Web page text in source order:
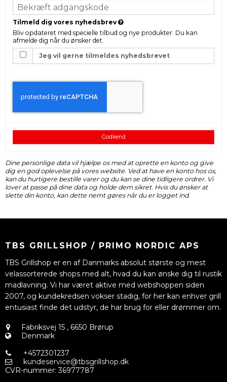
Tilmeld dig vores nyhedsbrev
Bliv opdateret med specielle tilbud og nye produkter. Du kan
afmelde dig når du ønsker det.
Jeg vil gerne tilmeldes nyhedsbrevet
Godkend
Dine personlige data vil hjælpe os med at oprette en konto og give
dig en god oplevelse på vores website. Ved at have en konto hos os,
kan du hurtigere bestille varer og du kan se dine tidligere ordrer. Vi
lover at passe på dine data og holde dem sikret. Hvis du ønsker at
slette din konto, kan dette nemt gøres når du er logget ind.
TBS GRILLSHOP / PRIMO NORDIC APS
TBS Grillshop er en af Danmarks absolut største og mest
velassorterede shops med alt, hvad du kan ønske dig til rustik
madlavning. Vi har været aktive med webshoppen siden
2007, og kundekredsen vokser stadig, for her kan enhver grill
entusiast finde det udstyr, de har brug for eller drømmer om.
Fabriksvej 15 , 6650 Brørup
Denmark
+4572301237
kundeservice@tbsgrillshop.dk
CVR-nummer: 36977787